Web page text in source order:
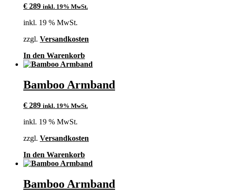
€ 289 inkl. 19% MwSt.
inkl. 19 % MwSt.
zzgl. Versandkosten
In den Warenkorb
Bamboo Armband
€ 289 inkl. 19% MwSt.
inkl. 19 % MwSt.
zzgl. Versandkosten
In den Warenkorb
Bamboo Armband